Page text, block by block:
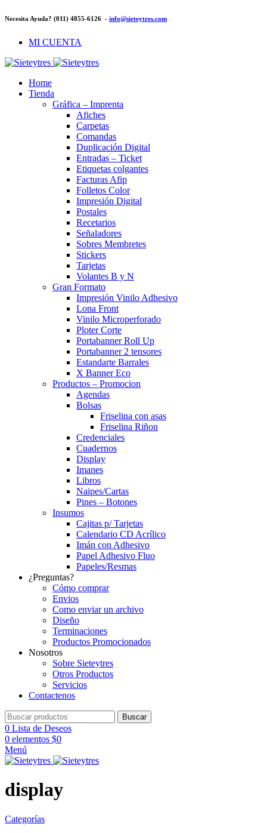
Necesita Ayuda? (011) 4855-6126 - info@sieteytres.com
MI CUENTA
Home
Tienda
Gráfica – Imprenta
Afiches
Carpetas
Comandas
Duplicación Digital
Entradas – Ticket
Etiquetas colgantes
Facturas Afip
Folletos Color
Impresión Digital
Postales
Recetarios
Señaladores
Sobres Membretes
Stickers
Tarjetas
Volantes B y N
Gran Formato
Impresión Vinilo Adhesivo
Lona Front
Vinilo Microperforado
Ploter Corte
Portabanner Roll Up
Portabanner 2 tensores
Estandarte Barrales
X Banner Eco
Productos – Promocion
Agendas
Bolsas
Friselina con asas
Friselina Riñon
Credenciales
Cuadernos
Display
Imanes
Libros
Naipes/Cartas
Pines – Botones
Insumos
Cajitas p/ Tarjetas
Calendario CD Acrílico
Imán con Adhesivo
Papel Adhesivo Fluo
Papeles/Resmas
¿Preguntas?
Cómo comprar
Envios
Como enviar un archivo
Diseño
Terminaciones
Productos Promocionados
Nosotros
Sobre Sieteytres
Otros Productos
Servicios
Contactenos
Buscar
0 Lista de Deseos
0 elementos $0
Menú
display
Categorías